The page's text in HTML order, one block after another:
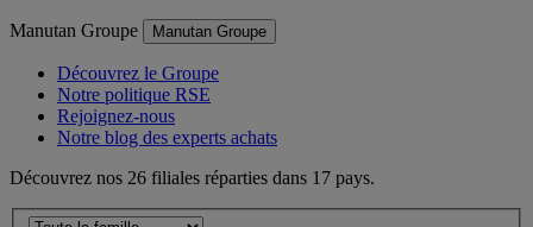
Manutan Groupe Manutan Groupe
Découvrez le Groupe
Notre politique RSE
Rejoignez-nous
Notre blog des experts achats
Découvrez nos 26 filiales réparties dans 17 pays.